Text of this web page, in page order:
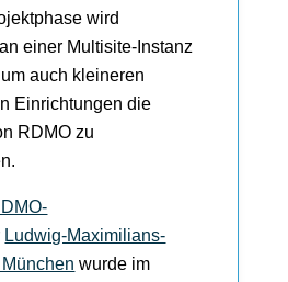
wird
einer Multisite-Instanz
auch kleineren
Einrichtungen die
RDMO zu
Ludwig-Maximilians-
wurde im